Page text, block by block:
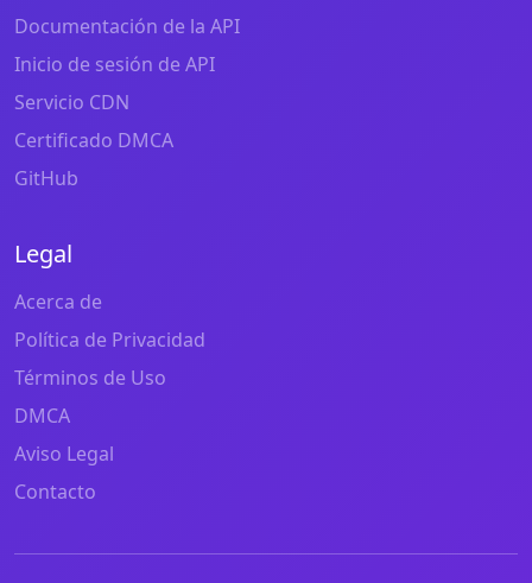
Documentación de la API
Inicio de sesión de API
Servicio CDN
Certificado DMCA
GitHub
Legal
Acerca de
Política de Privacidad
Términos de Uso
DMCA
Aviso Legal
Contacto